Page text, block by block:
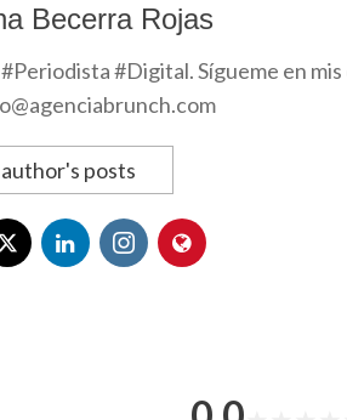
Becerra Rojas
#Digital. Sígueme en
author's posts